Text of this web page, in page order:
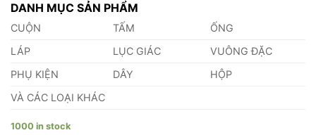
DANH MỤC SẢN PHẨM
CUỘN TẤM
ỐNG
LÁP
LỤC GIÁC
VUÔNG ĐẶC
PHỤ KIỆN
DÂY
HỘP
VÀ CÁC LOẠI KHÁC
1000 in stock